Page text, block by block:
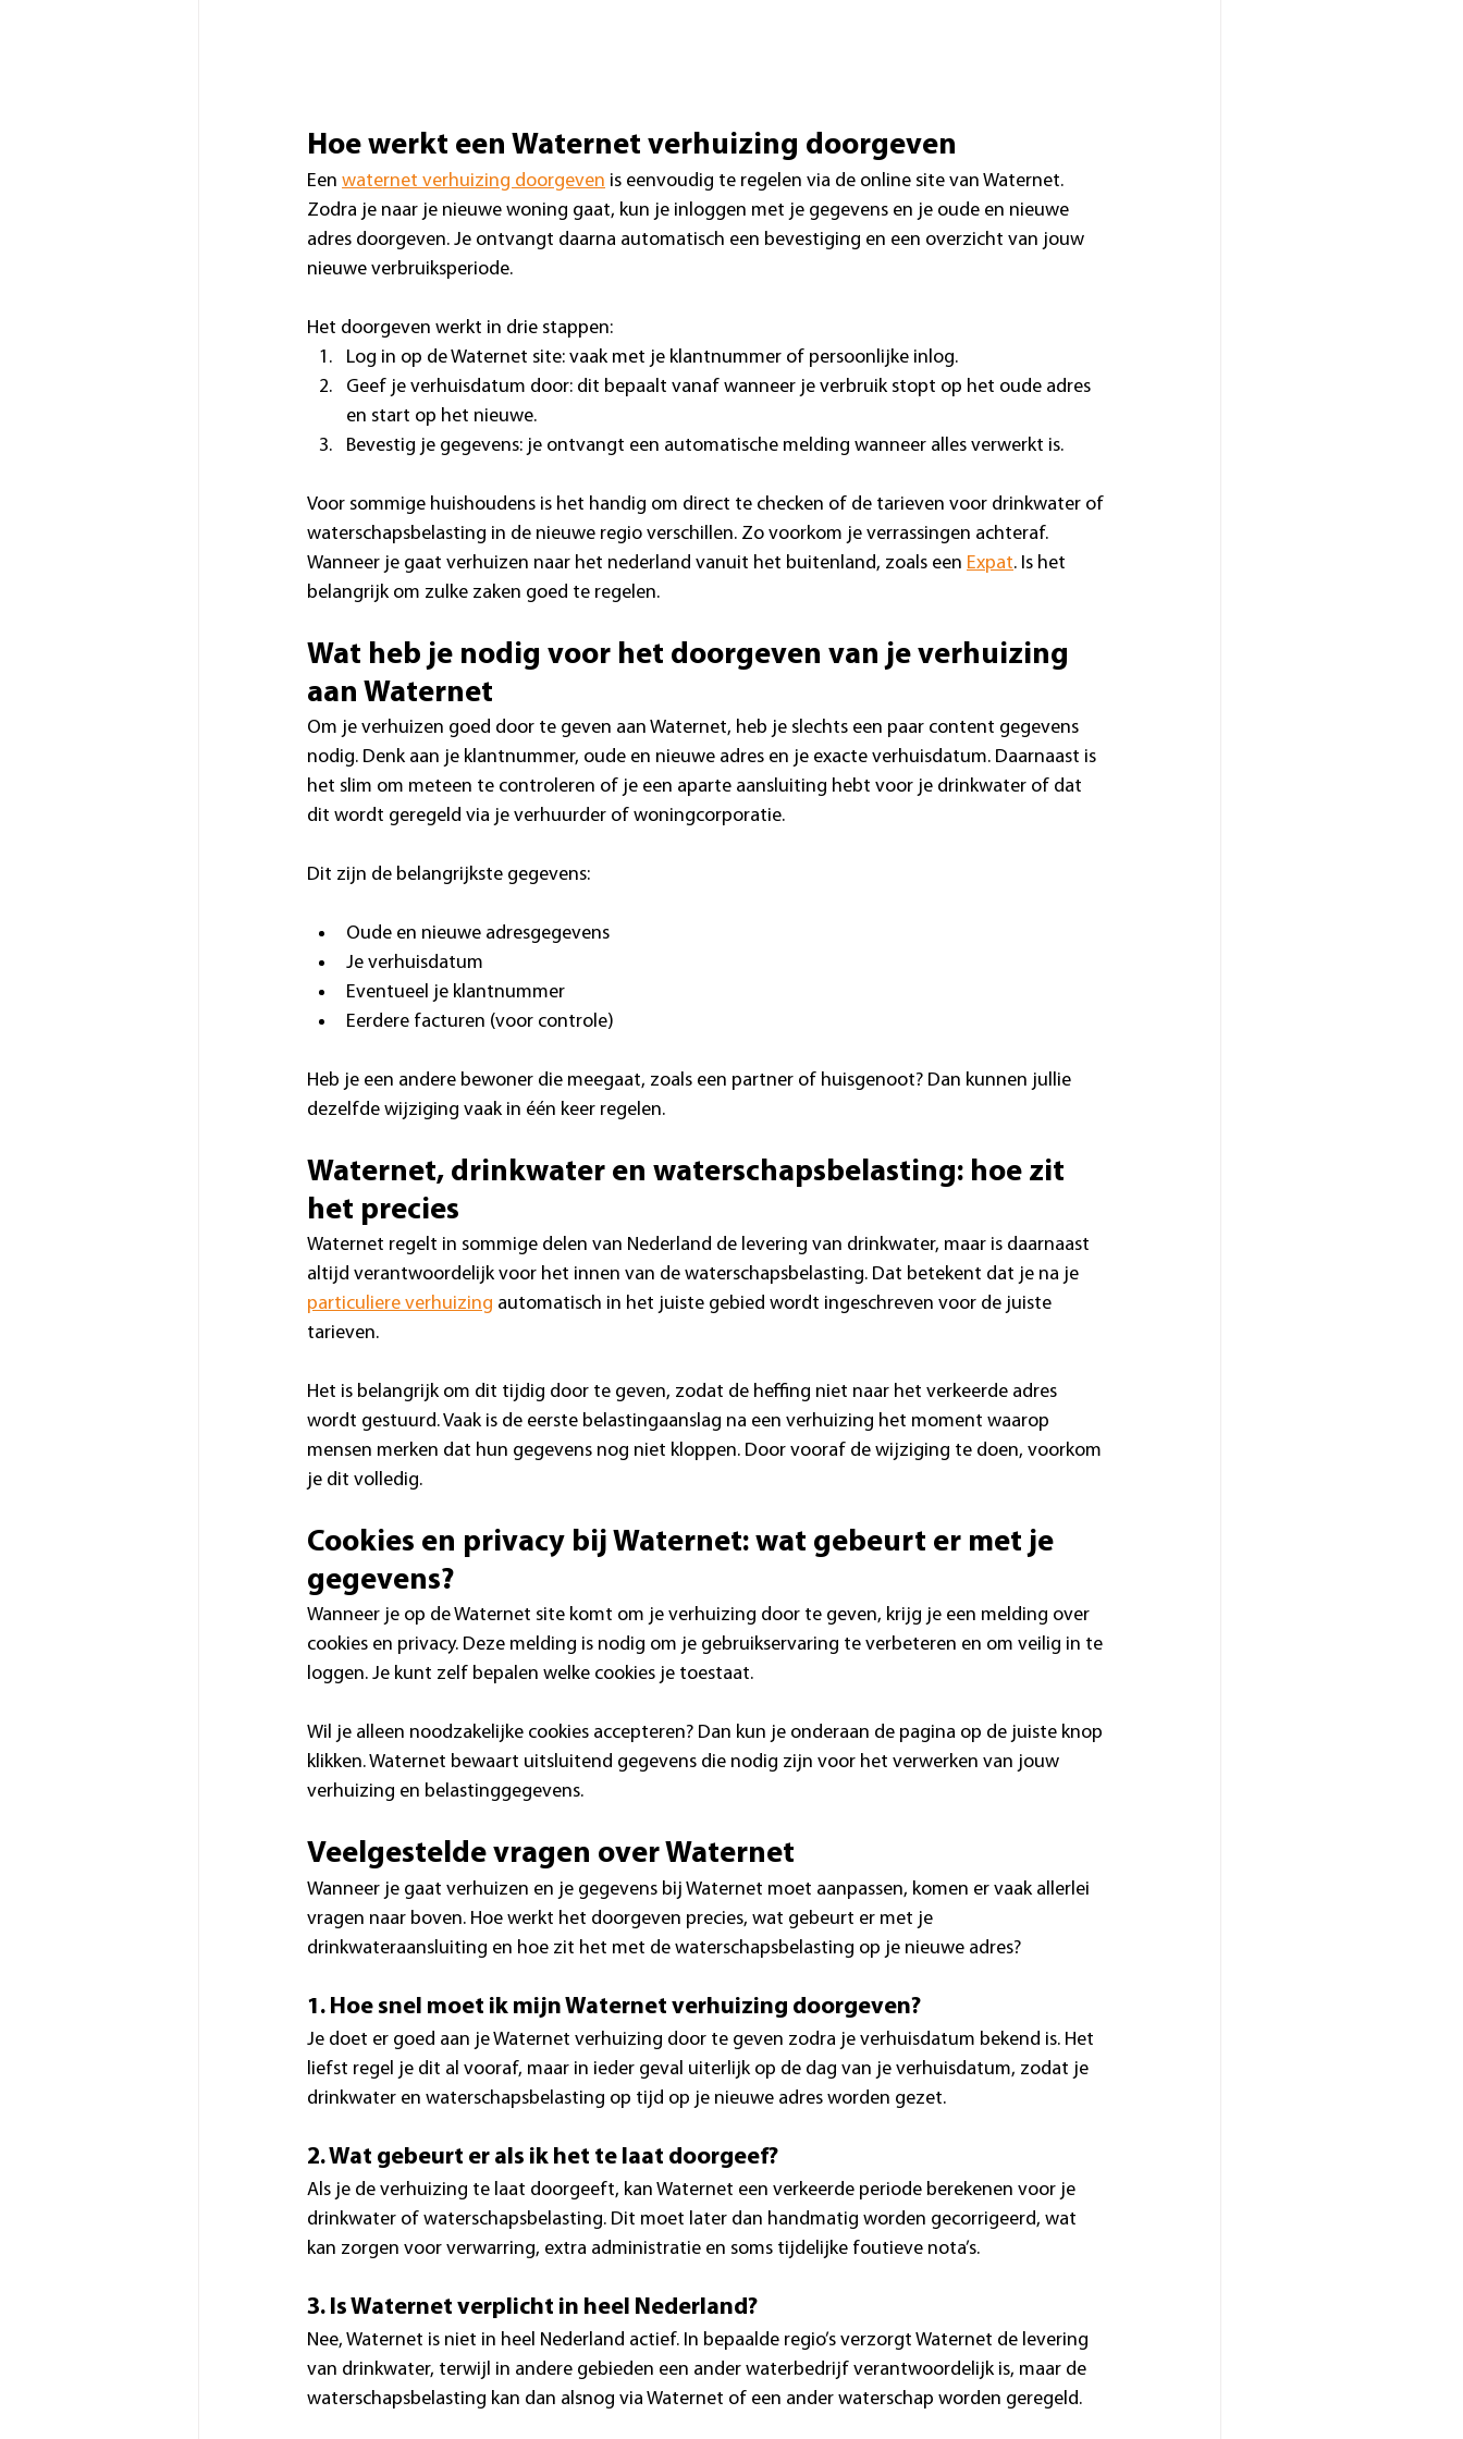
Hoe werkt een Waternet verhuizing doorgeven
Een waternet verhuizing doorgeven is eenvoudig te regelen via de online site van Waternet.
Zodra je naar je nieuwe woning gaat, kun je inloggen met je gegevens en je oude en nieuwe
adres doorgeven. Je ontvangt daarna automatisch een bevestiging en een overzicht van jouw
nieuwe verbruiksperiode.
Het doorgeven werkt in drie stappen:
Log in op de Waternet site: vaak met je klantnummer of persoonlijke inlog.
Geef je verhuisdatum door: dit bepaalt vanaf wanneer je verbruik stopt op het oude adres
en start op het nieuwe.
Bevestig je gegevens: je ontvangt een automatische melding wanneer alles verwerkt is.
Voor sommige huishoudens is het handig om direct te checken of de tarieven voor drinkwater of
waterschapsbelasting in de nieuwe regio verschillen. Zo voorkom je verrassingen achteraf.
Wanneer je gaat verhuizen naar het nederland vanuit het buitenland, zoals een Expat. Is het
belangrijk om zulke zaken goed te regelen.
Wat heb je nodig voor het doorgeven van je verhuizing
aan Waternet
Om je verhuizen goed door te geven aan Waternet, heb je slechts een paar content gegevens
nodig. Denk aan je klantnummer, oude en nieuwe adres en je exacte verhuisdatum. Daarnaast is
het slim om meteen te controleren of je een aparte aansluiting hebt voor je drinkwater of dat
dit wordt geregeld via je verhuurder of woningcorporatie.
Dit zijn de belangrijkste gegevens:
Oude en nieuwe adresgegevens
Je verhuisdatum
Eventueel je klantnummer
Eerdere facturen (voor controle)
Heb je een andere bewoner die meegaat, zoals een partner of huisgenoot? Dan kunnen jullie
dezelfde wijziging vaak in één keer regelen.
Waternet, drinkwater en waterschapsbelasting: hoe zit
het precies
Waternet regelt in sommige delen van Nederland de levering van drinkwater, maar is daarnaast
altijd verantwoordelijk voor het innen van de waterschapsbelasting. Dat betekent dat je na je
particuliere verhuizing automatisch in het juiste gebied wordt ingeschreven voor de juiste
tarieven.
Het is belangrijk om dit tijdig door te geven, zodat de heffing niet naar het verkeerde adres
wordt gestuurd. Vaak is de eerste belastingaanslag na een verhuizing het moment waarop
mensen merken dat hun gegevens nog niet kloppen. Door vooraf de wijziging te doen, voorkom
je dit volledig.
Cookies en privacy bij Waternet: wat gebeurt er met je
gegevens?
Wanneer je op de Waternet site komt om je verhuizing door te geven, krijg je een melding over
cookies en privacy. Deze melding is nodig om je gebruikservaring te verbeteren en om veilig in te
loggen. Je kunt zelf bepalen welke cookies je toestaat.
Wil je alleen noodzakelijke cookies accepteren? Dan kun je onderaan de pagina op de juiste knop
klikken. Waternet bewaart uitsluitend gegevens die nodig zijn voor het verwerken van jouw
verhuizing en belastinggegevens.
Veelgestelde vragen over Waternet
Wanneer je gaat verhuizen en je gegevens bij Waternet moet aanpassen, komen er vaak allerlei
vragen naar boven. Hoe werkt het doorgeven precies, wat gebeurt er met je
drinkwateraansluiting en hoe zit het met de waterschapsbelasting op je nieuwe adres?
1. Hoe snel moet ik mijn Waternet verhuizing doorgeven?
Je doet er goed aan je Waternet verhuizing door te geven zodra je verhuisdatum bekend is. Het
liefst regel je dit al vooraf, maar in ieder geval uiterlijk op de dag van je verhuisdatum, zodat je
drinkwater en waterschapsbelasting op tijd op je nieuwe adres worden gezet.
2. Wat gebeurt er als ik het te laat doorgeef?
Als je de verhuizing te laat doorgeeft, kan Waternet een verkeerde periode berekenen voor je
drinkwater of waterschapsbelasting. Dit moet later dan handmatig worden gecorrigeerd, wat
kan zorgen voor verwarring, extra administratie en soms tijdelijke foutieve nota’s.
3. Is Waternet verplicht in heel Nederland?
Nee, Waternet is niet in heel Nederland actief. In bepaalde regio’s verzorgt Waternet de levering
van drinkwater, terwijl in andere gebieden een ander waterbedrijf verantwoordelijk is, maar de
waterschapsbelasting kan dan alsnog via Waternet of een ander waterschap worden geregeld.